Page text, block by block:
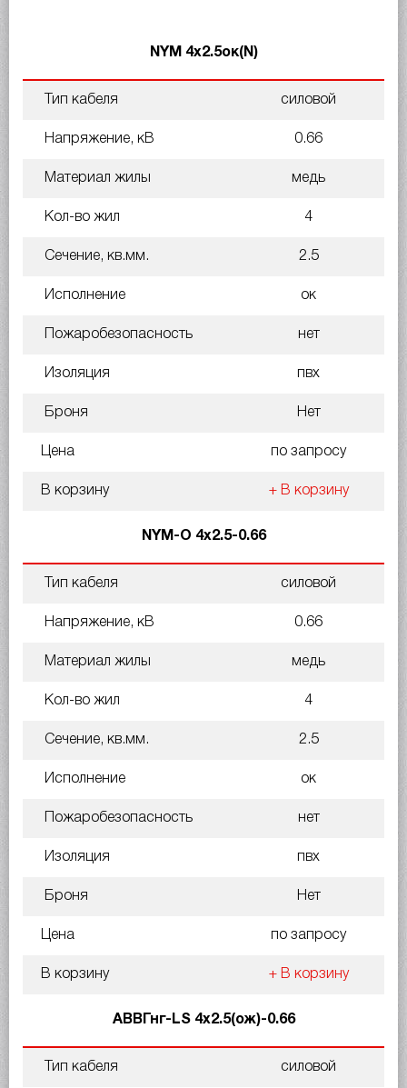
NYM 4х2.5ок(N)
Тип кабеля силовой
Напряжение, кВ 0.66
Материал жилы медь
Кол-во жил 4
Сечение, кв.мм. 2.5
Исполнение ок
Пожаробезопасность нет
Изоляция пвх
Броня Нет
Цена по запросу
В корзину + В корзину
NYM-O 4х2.5-0.66
Тип кабеля силовой
Напряжение, кВ 0.66
Материал жилы медь
Кол-во жил 4
Сечение, кв.мм. 2.5
Исполнение ок
Пожаробезопасность нет
Изоляция пвх
Броня Нет
Цена по запросу
В корзину + В корзину
АВВГнг-LS 4х2.5(ож)-0.66
Тип кабеля силовой